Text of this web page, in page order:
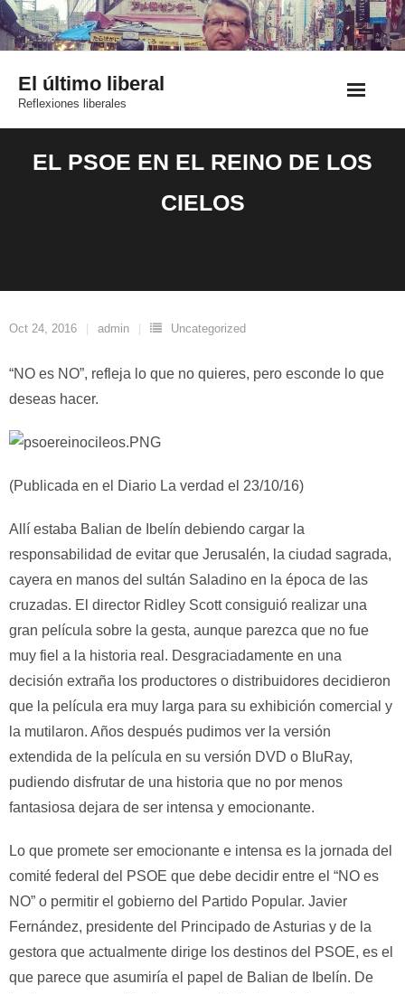
Saltar
al
El último liberal
Reflexiones liberales
EL PSOE EN EL REINO DE LOS
CIELOS
Oct 24, 2016 admin Uncategorized
“NO es NO”, refleja lo que no quieres, pero esconde lo que
deseas hacer.
(Publicada en el Diario La verdad el 23/10/16)
Allí estaba Balian de Ibelín debiendo cargar la
responsabilidad de evitar que Jerusalén, la ciudad sagrada,
cayera en manos del sultán Saladino en la época de las
cruzadas. El director Ridley Scott consiguió realizar una
gran película sobre la gesta, aunque parezca que no fue
muy fiel a la historia real. Desgraciadamente en una
decisión extraña los productores o distribuidores decidieron
que la película era muy larga para su exhibición comercial y
la mutilaron. Años después pudimos ver la versión
extendida de la película en su versión DVD o BluRay,
pudiendo disfrutar de una historia que no por menos
fantasiosa dejara de ser intensa y emocionante.
Lo que promete ser emocionante e intensa es la jornada del
comité federal del PSOE que debe decidir entre el “NO es
NO” o permitir el gobierno del Partido Popular. Javier
Fernández, presidente del Principado de Asturias y de la
gestora que actualmente dirige los destinos del PSOE, es el
que parece que asumiría el papel de Balian de Ibelín. De